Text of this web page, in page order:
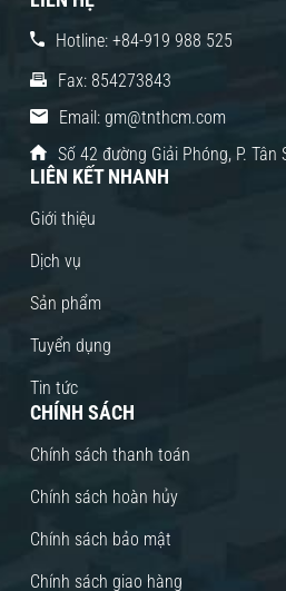
Hotline: +84-919 988 525
Fax: 854273843
Email: gm@tnthcm.com
Số 42 đường Giải Phóng, P. Tân
LIÊN KẾT NHANH
Giới thiệu
Dịch vụ
Sản phẩm
Tuyển dụng
Tin tức
CHÍNH SÁCH
Chính sách thanh toán
Chính sách hoàn hủy
Chính sách bảo mật
Chính sách giao hàng